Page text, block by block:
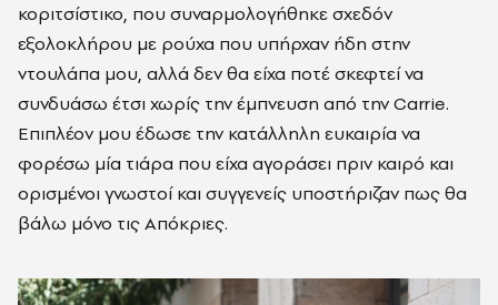
κοριτσίστικο, που συναρμολογήθηκε σχεδόν
εξολοκλήρου με ρούχα που υπήρχαν ήδη στην
ντουλάπα μου, αλλά δεν θα είχα ποτέ σκεφτεί να
συνδυάσω έτσι χωρίς την έμπνευση από την Carrie.
Επιπλέον μου έδωσε την κατάλληλη ευκαιρία να
φορέσω μία τιάρα που είχα αγοράσει πριν καιρό και
ορισμένοι γνωστοί και συγγενείς υποστήριζαν πως θα
βάλω μόνο τις Απόκριες.